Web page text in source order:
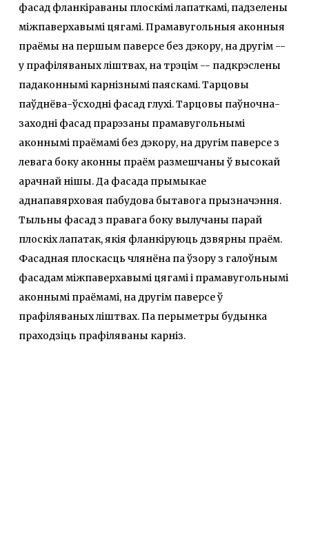
фасад фланкіраваны плоскімі лапаткамі, падзелены
міжпаверхавымі цягамі. Прамавугольныя аконныя
праёмы на першым паверсе без дэкору, на другім --
у прафіляваных ліштвах, на трэцім -- падкрэслены
падаконнымі карнізнымі паяскамі. Тарцовы
паўднёва-ўсходні фасад глухі. Тарцовы паўночна-
заходні фасад прарэзаны прамавугольнымі
аконнымі праёмамі без дэкору, на другім паверсе з
левага боку аконны праём размешчаны ў высокай
арачнай нішы. Да фасада прымыкае
аднапавярховая пабудова бытавога прызначэння.
Тыльны фасад з правага боку вылучаны парай
плоскіх лапатак, якія фланкіруюць дзвярны праём.
Фасадная плоскасць члянёна па ўзору з галоўным
фасадам міжпаверхавымі цягамі і прамавугольнымі
аконнымі праёмамі, на другім паверсе ў
прафіляваных ліштвах. Па перыметры будынка
праходзіць прафіляваны карніз.